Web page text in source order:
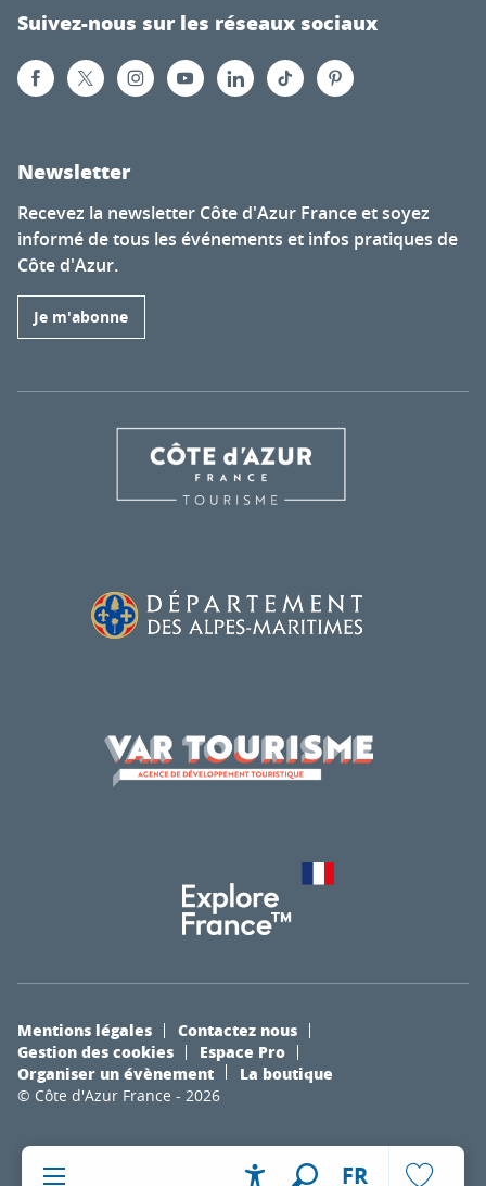
FR
Suivez-nous sur les réseaux sociaux
Newsletter
Recevez la newsletter Côte d'Azur France et soyez
informé de tous les événements et infos pratiques de
Côte d'Azur.
Je m'abonne
© Côte d'Azur France - 2026
Mentions légales
Contactez nous
Gestion des cookies
Espace Pro
Organiser un évènement
La boutique